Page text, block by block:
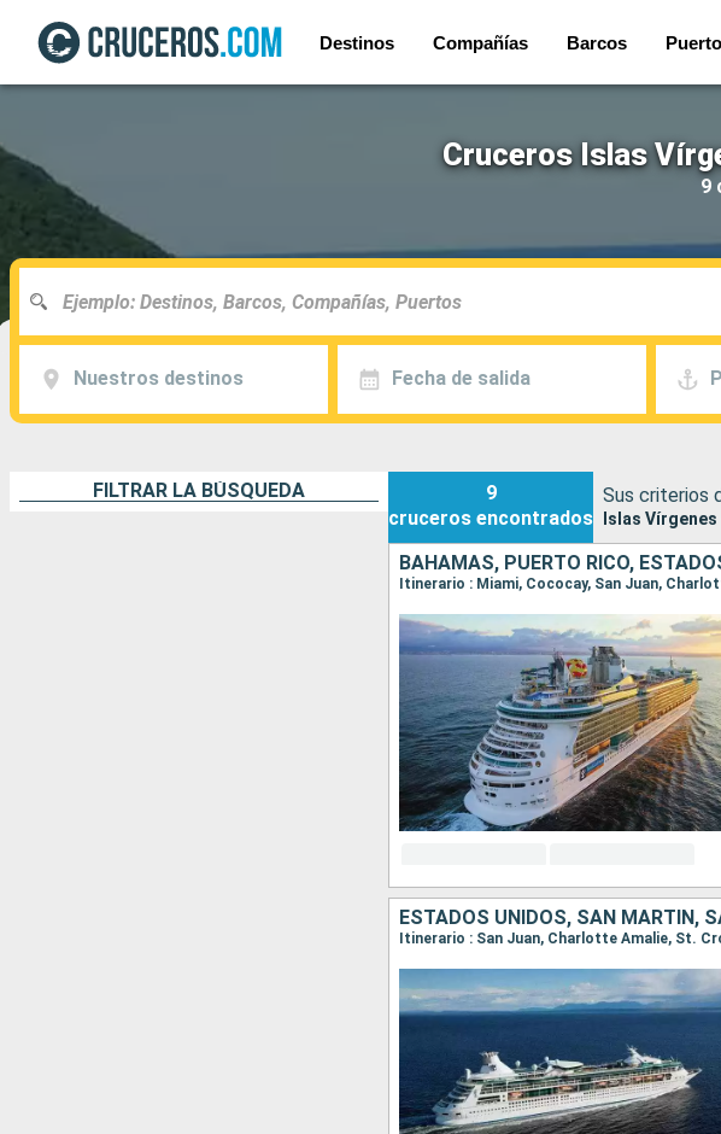
Destinos Compañías Barcos
Cruceros Islas
9
Nuestros destinos Fecha de salida
FILTRAR LA BÚSQUEDA
9
cruceros encontrados
Sus criterios
Islas Vírgenes
BAHAMAS, PUERTO RICO,
Itinerario : Miami, Cococay, San Juan,
ESTADOS UNIDOS, SAN MARTÍN,
Itinerario : San Juan, Charlotte Amalie, St.